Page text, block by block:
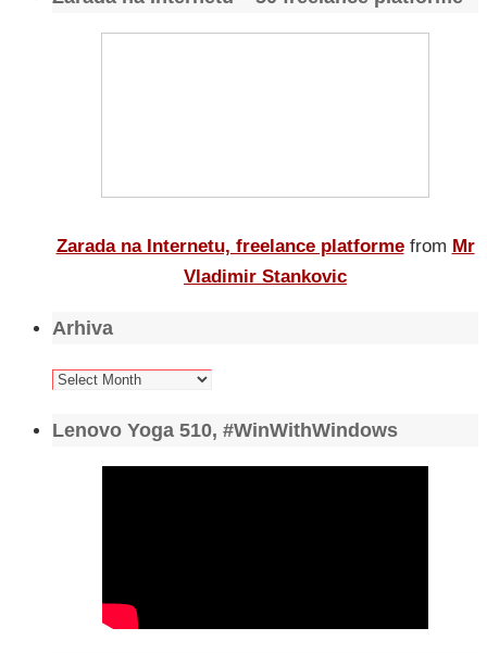
Zarada na Internetu, freelance platforme from Mr
Vladimir Stankovic
Arhiva
Arhiva
Lenovo Yoga 510, #WinWithWindows